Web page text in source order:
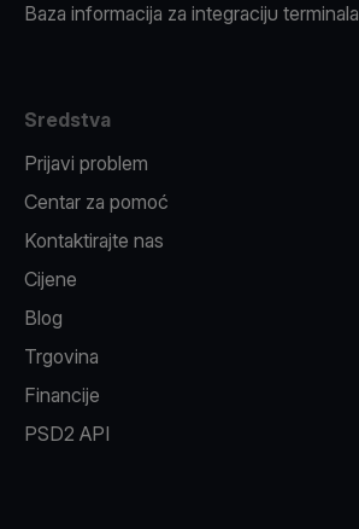
Baza informacija za integraciju terminala
Sredstva
Prijavi problem
Centar za pomoć
Kontaktirajte nas
Cijene
Blog
Trgovina
Financije
PSD2 API